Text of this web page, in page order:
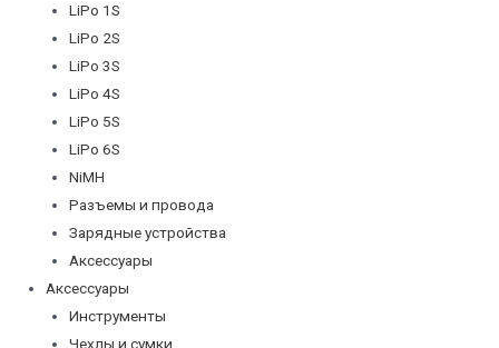
LiPo 1S
LiPo 2S
LiPo 3S
LiPo 4S
LiPo 5S
LiPo 6S
NiMH
Разъемы и провода
Зарядные устройства
Аксессуары
Аксессуары
Инструменты
Чехлы и сумки